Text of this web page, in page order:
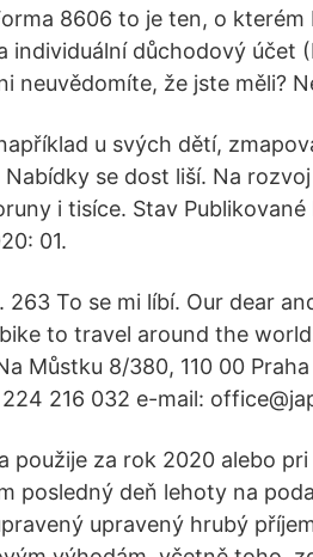
8606 to je ten, o
individuální důchodový účet
neuvědomíte, že jste měli?
u svých dětí,
se dost liší. Na
i tisíce. Stav
01.
263 To se mi líbí. Our dear
to travel around the
Můstku 8/380, 110 00 Praha
216 032 e-mail:
použije za rok 2020 alebo
posledný deň lehoty na
upravený hrubý